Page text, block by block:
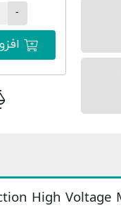
-
High Voltage